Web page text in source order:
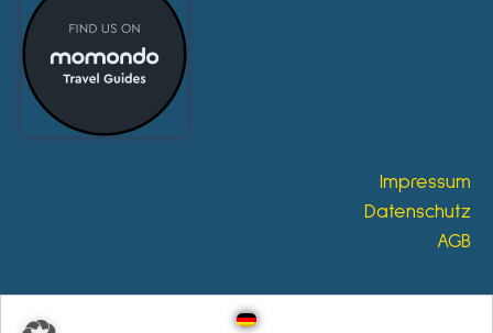
Impressum
Datenschutz
AGB